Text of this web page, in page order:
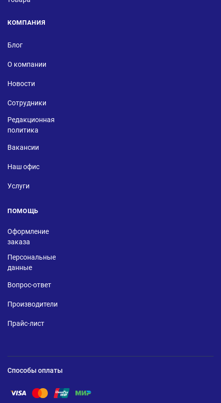
КОМПАНИЯ
Блог
О компании
Новости
Сотрудники
Редакционная
политика
Вакансии
Наш офис
Услуги
ПОМОЩЬ
Оформление
заказа
Персональные
данные
Вопрос-ответ
Производители
Прайс-лист
Способы оплаты
Помощь по оплате Visa
Помощь по оплате Mastercard
Помощь по оплате UnionPay
Помощь по оплате Мир